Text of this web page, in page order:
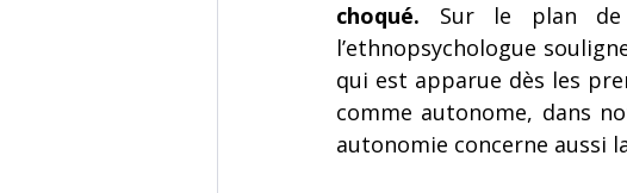
choqué. Sur le plan de
l’ethnopsychologue
qui est apparue dès les
comme autonome, dans
autonomie concerne aussi